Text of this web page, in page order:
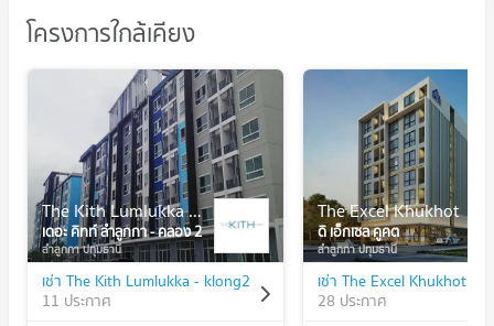
โครงการใกล้เคียง
The Kith Lumlukka - klong2
เดอะ คิทท์ ลำลูกกา - คลอง 2
ลำลูกกา ปทุมธานี
เช่า The Kith Lumlukka - klong2
11 ประกาศ
The Excel Khukhot
ดิ เอ็กเซล คูคต
ลำลูกกา ปทุมธานี
เช่า The Excel Khukhot
28 ประกาศ